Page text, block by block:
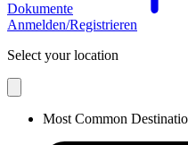
Dokumente
Anmelden/Registrieren
Select your location
Most Common